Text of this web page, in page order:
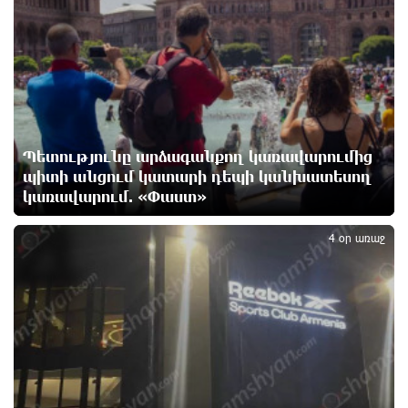
Օգոստոսի 7-ին ժամանակավորապես կդադարեցվի
մի շարք հասցեների էլեկտրամատակարարում
13 ժամ առաջ
Վինիսիուսը նոր պայմանագիր է կնքել «Ռեալի»
հետ․ պաշտոնական
13 ժամ առաջ
Սպասվում է քամու ուժգնացում, ամպրոպ․
եղանակը՝ օգոստոսի 7-ից 11-ին
13 ժամ առաջ
Խոշոր հրդեհ՝ Երևանի Սիլիկյան թաղամասի
հարևանությամբ գտնվող աղբավայրում. կրակն ու
ծուխը տեսանելի են մի քանի կիլոմետրից
Պետությունը արձագանքող կառավարումից
պիտի անցում կատարի դեպի կանխատեսող
կառավարում. «Փաստ»
4 օր առաջ
4